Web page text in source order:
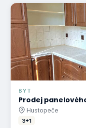
BYT
Prodej
Hustopeče
3+1